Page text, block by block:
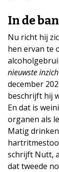
In de
Nu richt hij
hen ervan te
nieuwste
december
beschrijft hij
En dat is
organen als
Matig
schrijft Nutt,
dat tweede